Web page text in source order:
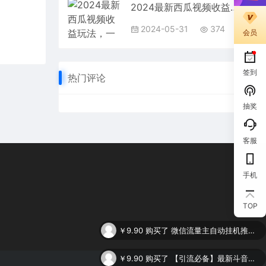
2024最新西瓜视频收益玩法，一台电脑即可 新手小白简单操作单号月入1800+
2024-05-31 374
热门评论
会员
签到
抽奖
客服
手机
TOP
微信流量主自动挂机推广，轻松日入900+，简单易上手，做就有收益。